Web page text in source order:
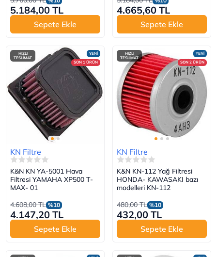
5.184,00 TL
Sepete Ekle
4.665,60 TL
Sepete Ekle
YENİ
SON 1 ÜRÜN
HIZLI
TESLİMAT
KN Filtre
K&N KN YA-5001 Hava
Filtresi YAMAHA XP500 T-
MAX- 01
4.608,00 TL %10
4.147,20 TL
Sepete Ekle
YENİ
SON 2 ÜRÜN
HIZLI
TESLİMAT
KN Filtre
K&N KN-112 Yağ Filtresi
HONDA- KAWASAKI bazı
modelleri KN-112
480,00 TL %10
432,00 TL
Sepete Ekle